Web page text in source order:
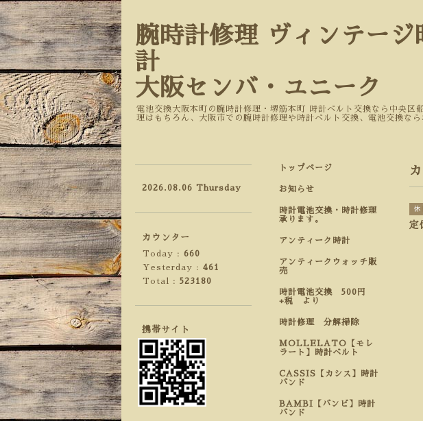
腕時計修理 ヴィンテージ
計
大阪センバ・ユニーク
電池交換大阪本町の腕時計修理・堺筋本町 時計ベルト交換なら中央
理はもちろん、大阪市での腕時計修理や時計ベルト交換、電池交換な
休
定
トップページ
お知らせ
時計電池交換・時計修理
承ります。
アンティーク時計
アンティークウォッチ販
売
時計電池交換 500円
+税 より
時計修理 分解掃除
MOLLELATO【モレ
ラート】時計ベルト
CASSIS【カシス】時計
バンド
BAMBI【バンビ】時計
バンド
2026.08.06 Thursday
カウンター
Today : 660
Yesterday : 461
Total : 523180
携帯サイト